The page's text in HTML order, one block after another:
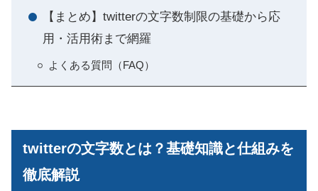
【まとめ】twitterの文字数制限の基礎から応
用・活用術まで網羅
よくある質問（FAQ）
twitterの文字数とは？基礎知識と仕組みを
徹底解説